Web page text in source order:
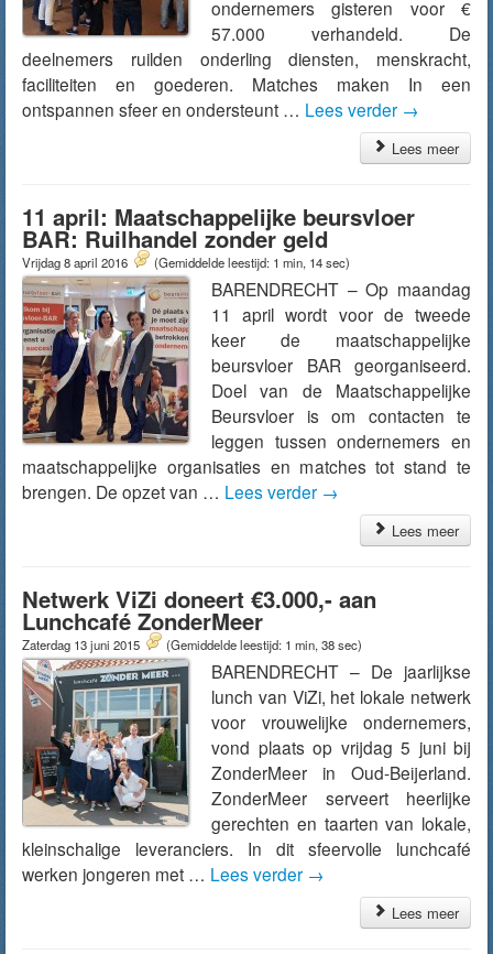
ondernemers gisteren voor €
57.000 verhandeld. De
deelnemers ruilden onderling diensten, menskracht,
faciliteiten en goederen. Matches maken In een
ontspannen sfeer en ondersteunt … Lees verder →
Lees meer
11 april: Maatschappelijke beursvloer
BAR: Ruilhandel zonder geld
Vrijdag 8 april 2016 (Gemiddelde leestijd: 1 min, 14 sec)
BARENDRECHT – Op maandag
11 april wordt voor de tweede
keer de maatschappelijke
beursvloer BAR georganiseerd.
Doel van de Maatschappelijke
Beursvloer is om contacten te
leggen tussen ondernemers en
maatschappelijke organisaties en matches tot stand te
brengen. De opzet van … Lees verder →
Lees meer
Netwerk ViZi doneert €3.000,- aan
Lunchcafé ZonderMeer
Zaterdag 13 juni 2015 (Gemiddelde leestijd: 1 min, 38 sec)
BARENDRECHT – De jaarlijkse
lunch van ViZi, het lokale netwerk
voor vrouwelijke ondernemers,
vond plaats op vrijdag 5 juni bij
ZonderMeer in Oud-Beijerland.
ZonderMeer serveert heerlijke
gerechten en taarten van lokale,
kleinschalige leveranciers. In dit sfeervolle lunchcafé
werken jongeren met … Lees verder →
Lees meer